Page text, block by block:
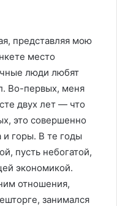
представляя мою
место
люди любят
Во-первых, меня
двух лет — что
это совершенно
и горы. В те годы
пусть небогатой,
экономикой.
отношения,
занимался